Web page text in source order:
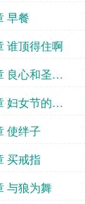
早餐
谁顶得住啊
良心和圣母
妇女节的礼
使绊子
买戒指
与狼为舞